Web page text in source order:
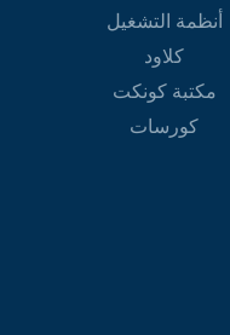
أنظمة التشغيل
كلاود
مكتبة كونكت
كورسات